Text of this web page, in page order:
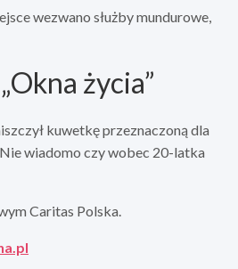
wezwano służby mundurowe,
życia”
kuwetkę przeznaczoną dla
wiadomo czy wobec 20-latka
Caritas Polska.